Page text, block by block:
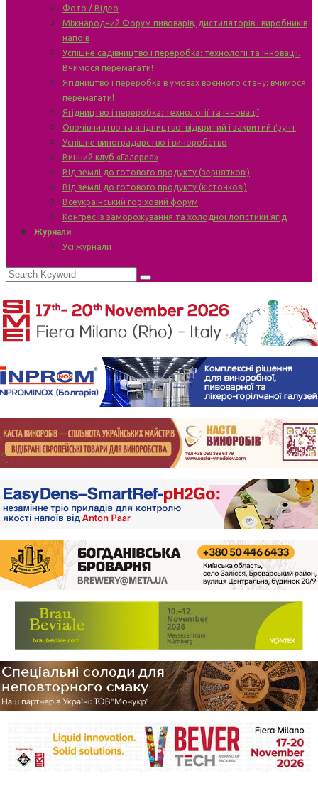
Фото / Відео
Міжнародний Форум пивоварів, дистиляторів і виробників
напоїв
Успішне садівництво і переробка: технології та інновації.
Вчимося перемагати!
Ягідництво і переробка в умовах воєнного стану: вчимося
перемагати!
Ягідництво і переробка: технології та інновації
Овочівництво та ягідництво: відкритий і закритий ґрунт
Успішне виноградарство і виноробство
Винний клуб «Галерея»
Від землі до готового продукту (зерняткові)
Від землі до готового продукту (кісточкові)
Всеукраїнський горіховий форум
Конгрес із заморожування та холодної логістики ягід
Журнали
Усі журнали